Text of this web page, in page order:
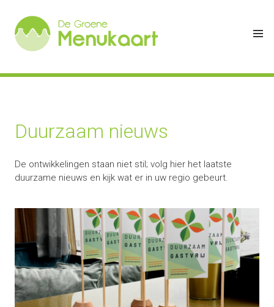
Duurzaam nieuws
De ontwikkelingen staan niet stil; volg hier het laatste
duurzame nieuws en kijk wat er in uw regio gebeurt.